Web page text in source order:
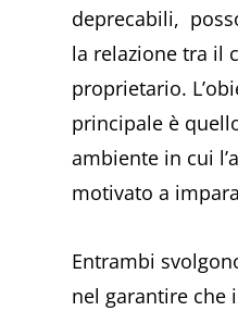
deprecabili,
la relazione tra il
proprietario.
principale è
ambiente in cui
motivato a
Entrambi
nel garantire che